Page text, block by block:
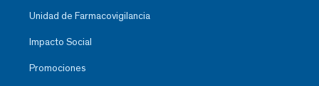
Unidad de Farmacovigilancia
Impacto Social
Promociones